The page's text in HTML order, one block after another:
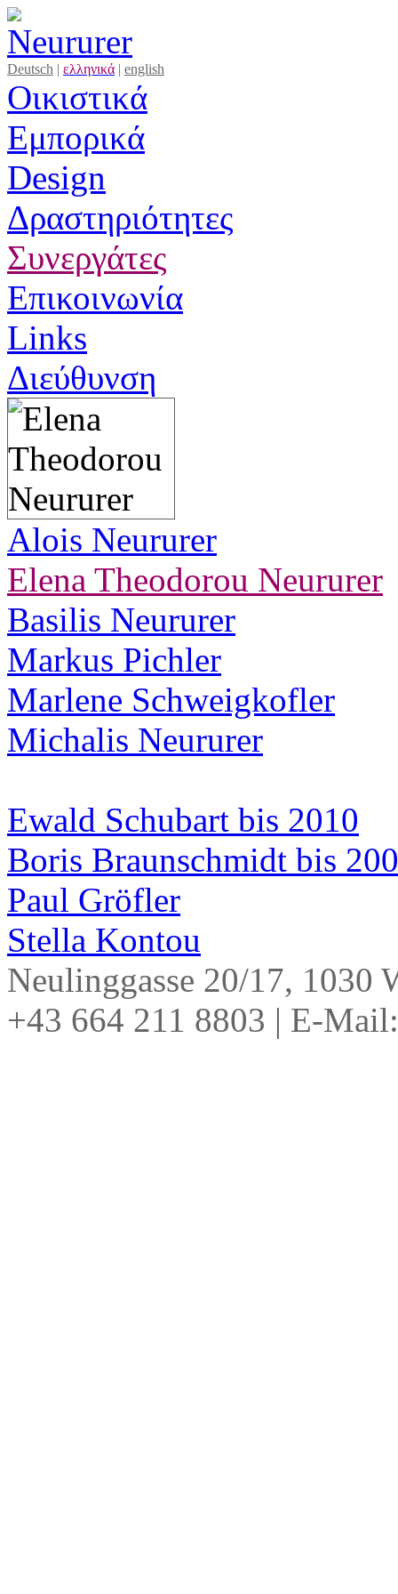
Deutsch | ελληνικά | english
Οικιστικά
Εμπορικά
Design
Δραστηριότητες
Συνεργάτες
Επικοινωνία
Links
Διεύθυνση
Alois Neururer
Elena Theodorou Neururer
Basilis Neururer
Markus Pichler
Marlene Schweigkofler
Michalis Neururer
Ewald Schubart bis 2010
Boris Braunschmidt bis
Paul Gröfler
Stella Kontou
Neulinggasse 20/17, 1030
+43 664 211 8803 | E-